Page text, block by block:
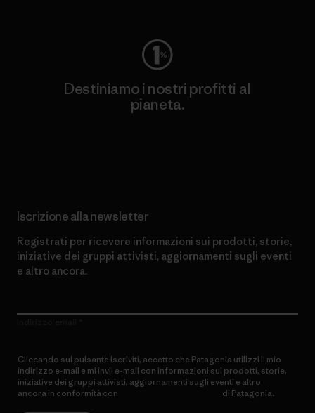
Destiniamo i nostri profitti al
pianeta.
Iscrizione alla newsletter
Registrati per ricevere informazioni sui prodotti, storie,
iniziative dei gruppi attivisti, aggiornamenti sugli eventi
e altro ancora.
Cliccando sul pulsante Iscriviti, accetto che Patagonia utilizzi il mio
indirizzo e-mail e mi invii e-mail con informazioni sui prodotti, storie,
iniziative dei gruppi attivisti, aggiornamenti sugli eventi e altro
ancora in conformità con
di Patagonia.